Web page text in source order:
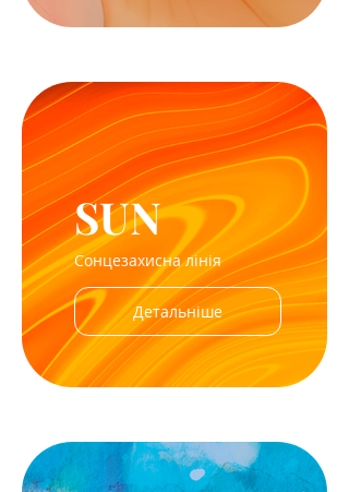
SUN
Сонцезахисна лінія
Детальніше